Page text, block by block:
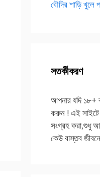
বৌদির শাড়ি খুলে
সতর্কীকরণ
আপনার যদি ১৮+
করুন ! এই সাইটে
সংগ্রহ করা,শুধু
কেউ বাস্তব